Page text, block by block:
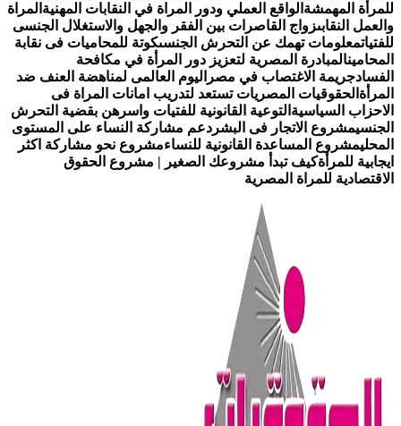
المهمشةالواقع العملي ودور المراة في النقابات المهنيةالمراة
النقابىزواج القاصرات بين الفقر والجهل والاستغلال الجنسى
معلومات تهمك عن التحرش الجنسىكوتة للمحاميات فى نقابة
المبادرة المصرية لتعزيز دور المرأة في مكافحة
جريمة الاغتصاب في مصراليوم العالمى لمناهضة العنف ضد
الحقوقيات المصريات تستعد لتدريب امانات المراة فى
السياسيةالتوعية القانونية للفتيات واسرهن بقضية التحرش
مشروع الاتجار فى البشردعم مشاركة النساء على المستوى
مشروع المساعدة القانونية للنساءمشروع نحو مشاركة اكثر
للمرأة كيف تبدأ مشروعك الصغير | مشروع الحقوق
للمراة المصرية